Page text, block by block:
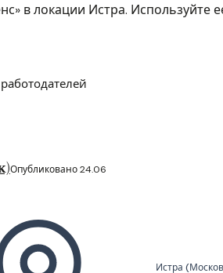
в локации Истра. Используйте
Опубликовано 24.06
Истра